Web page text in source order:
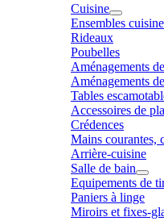
Cuisine
Ensembles cuisine
Rideaux
Poubelles
Aménagements
Aménagements
Tables
Accessoires de
Crédences
Mains courantes,
Arrière-cuisine
Salle de bain
Equipements de
Paniers à linge
Miroirs et fixes-